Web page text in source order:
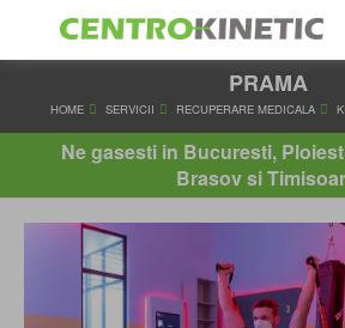
PRAMA
HOME SERVICII RECUPERARE
Ne gasesti in Bucuresti,
Brasov si